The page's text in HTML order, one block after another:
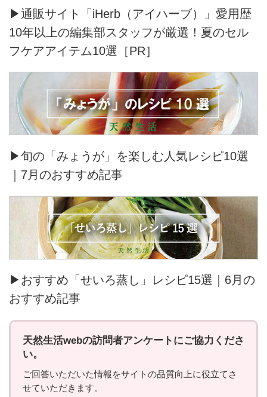
▶通販サイト「iHerb（アイハーブ）」愛用歴
10年以上の編集部スタッフが厳選！夏のセル
フケアアイテム10選［PR］
▶旬の「みょうが」を楽しむ人気レシピ10選
｜7月のおすすめ記事
▶おすすめ「せいろ蒸し」レシピ15選｜6月の
おすすめ記事